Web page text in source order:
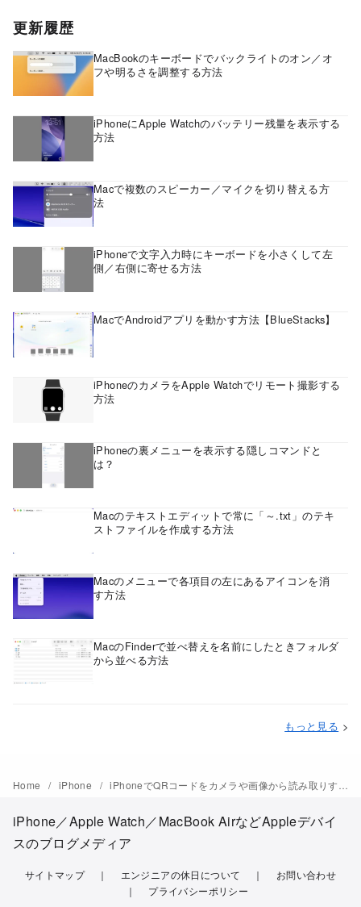
更新履歴
MacBookのキーボードでバックライトのオン／オ
フや明るさを調整する方法
iPhoneにApple Watchのバッテリー残量を表示する
方法
Macで複数のスピーカー／マイクを切り替える方
法
iPhoneで文字入力時にキーボードを小さくして左
側／右側に寄せる方法
MacでAndroidアプリを動かす方法【BlueStacks】
iPhoneのカメラをApple Watchでリモート撮影する
方法
iPhoneの裏メニューを表示する隠しコマンドと
は？
Macのテキストエディットで常に「～.txt」のテキ
ストファイルを作成する方法
Macのメニューで各項目の左にあるアイコンを消
す方法
MacのFinderで並べ替えを名前にしたときフォルダ
から並べる方法
もっと見る >
Home iPhone iPhoneでQRコードをカメラや画像から読み取りする方法
iPhone／Apple Watch／MacBook AirなどAppleデバイ
スのブログメディア
サイトマップ エンジニアの休日について
お問い合わせ
プライバシーポリシー